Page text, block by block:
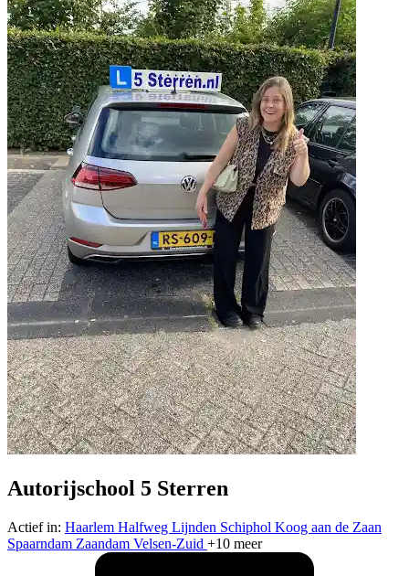
Autorijschool 5 Sterren
Actief in: Haarlem Halfweg Lijnden Schiphol Koog aan de Zaan
Spaarndam Zaandam Velsen-Zuid +10 meer